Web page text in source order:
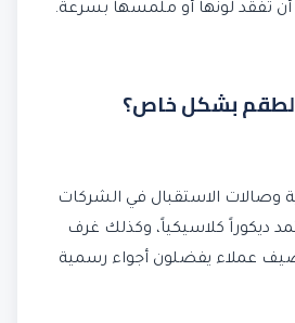
أن تفقد لونها أو ملمسها بسرعة.
بشكل خاص؟
وصالات الاستقبال في الشركات
ديكوراً كلاسيكياً، وكذلك غرف
عملاء يفضلون أجواء رسمية